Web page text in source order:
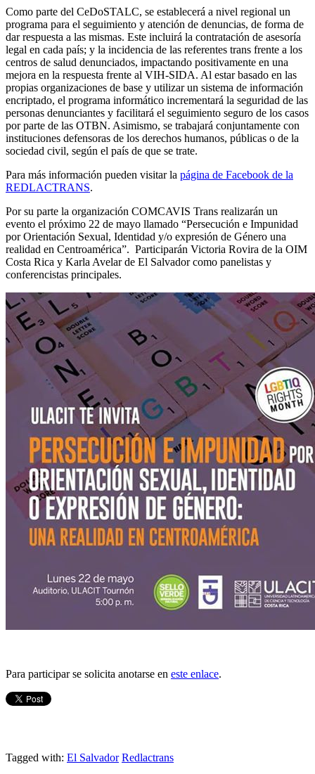
Como parte del CeDoSTALC, se establecerá a nivel regional un
programa para el seguimiento y atención de denuncias, de forma de
dar respuesta a las mismas. Este incluirá la contratación de asesoría
legal en cada país; y la incidencia de las referentes trans frente a los
centros de salud denunciados, impactando positivamente en una
mejora en la respuesta frente al VIH-SIDA. Al estar basado en las
propias organizaciones de base y utilizar un sistema de información
encriptado, el programa informático incrementará la seguridad de las
personas denunciantes y facilitará el seguimiento seguro de los casos
por parte de las OTBN. Asimismo, se trabajará conjuntamente con
instituciones defensoras de los derechos humanos, públicas o de la
sociedad civil, según el país de que se trate.
Para más información pueden visitar la página de Facebook de la
REDLACTRANS.
Por su parte la organización COMCAVIS Trans realizarán un
evento el próximo 22 de mayo llamado “Persecución e Impunidad
por Orientación Sexual, Identidad y/o expresión de Género una
realidad en Centroamérica”. Participarán Victoria Rovira de la OIM
Costa Rica y Karla Avelar de El Salvador como panelistas y
conferencistas principales.
Para participar se solicita anotarse en este enlace.
Tagged with: El Salvador Redlactrans